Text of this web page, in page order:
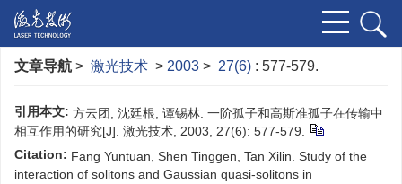
文章导航 > 激光技术 > 2003 > 27(6) : 577-579.
引用本文: 方云团, 沈廷根, 谭锡林. 一阶孤子和高斯准孤子在传输中
相互作用的研究[J]. 激光技术, 2003, 27(6): 577-579.
Citation: Fang Yuntuan, Shen Tinggen, Tan Xilin. Study of the
interaction of solitons and Gaussian quasi-solitons in